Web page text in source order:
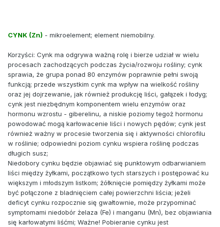
CYNK (Zn) - mikroelement; element niemobilny.
Korzyści: Cynk ma odgrywa ważną rolę i bierze udział w wielu
procesach zachodzących podczas życia/rozwoju rośliny; cynk
sprawia, że grupa ponad 80 enzymów poprawnie pełni swoją
funkcją; przede wszystkim cynk ma wpływ na wielkość rośliny
oraz jej dojrzewanie, jak również produkcję liści, gałązek i łodyg;
cynk jest niezbędnym komponentem wielu enzymów oraz
hormonu wzrostu - giberelinu, a niskie poziomy tegoż hormonu
powodować mogą karłowacenie liści i nowych pędów; cynk jest
również ważny w procesie tworzenia się i aktywności chlorofilu
w roślinie; odpowiedni poziom cynku wspiera roślinę podczas
długich susz;
Niedobory cynku będzie objawiać się punktowym odbarwianiem
liści między żyłkami, początkowo tych starszych i postępować ku
większym i młodszym listkom; żółknięcie pomiędzy żyłkami może
być połączone z bladnięciem całej powierzchni liścia; jeżeli
deficyt cynku rozpocznie się gwałtownie, może przypominać
symptomami niedobór żelaza (Fe) i manganu (Mn), bez objawiania
się karłowatymi liśćmi; Ważne! Pobieranie cynku jest